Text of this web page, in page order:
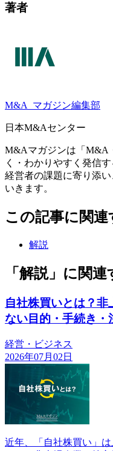
著者
M&A マガジン編集部
日本M&Aセンター
M&Aマガジンは「M&A
く・わかりやすく発信
経営者の課題に寄り添
いきます。
この記事に関
解説
「解説」に関
自社株買いとは？非
ない目的・手続き・
経営・ビジネス
2026年07月02日
近年、「自社株買い」